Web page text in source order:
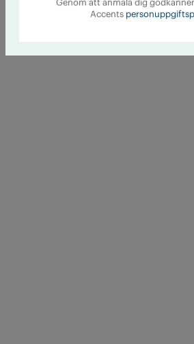
Genom att anmäla dig
Accents